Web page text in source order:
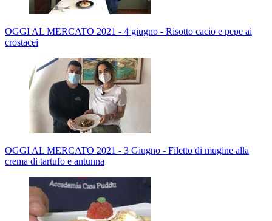
OGGI AL MERCATO 2021 - 4 giugno - Risotto cacio e pepe ai
crostacei
OGGI AL MERCATO 2021 - 3 Giugno - Filetto di mugine alla
crema di tartufo e antunna